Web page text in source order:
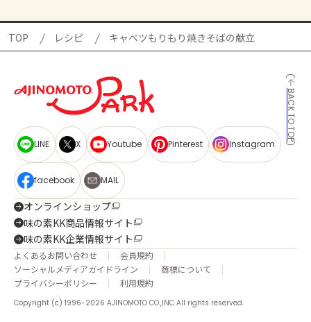
TOP レシピ キャベツもりもり焼きそばの献立
BACK TO TOP
LINE X Youtube Pinterest Instagram
facebook MAIL
オンラインショップ
味の素KK商品情報サイト
味の素KK企業情報サイト
よくあるお問い合わせ
会員規約
ソーシャルメディアガイドライン
商標について
プライバシーポリシー
利用規約
Copyright (c) 1996-2026 AJINOMOTO CO.,INC All rights reserved.